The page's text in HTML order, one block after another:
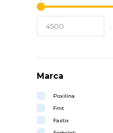
-
Marca
Poxilina
Fmt
Fastix